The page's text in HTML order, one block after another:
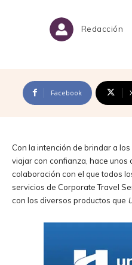
Redacción
Facebook
Con la intención de brindar a
viajar con confianza, hace unos
colaboración con el que todos
servicios de Corporate Travel
con los diversos productos que